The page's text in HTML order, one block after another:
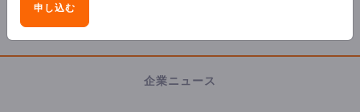
企業ニュース
申し込む